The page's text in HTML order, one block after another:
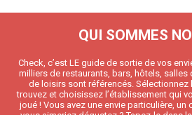
QUI SOMMES
Check, c’est LE guide de sortie de vos
milliers de restaurants, bars, hôtels, salles
de loisirs sont référencés. Sélectionnez
trouvez et choisissez l’établissement qui
joué ! Vous avez une envie particulière,